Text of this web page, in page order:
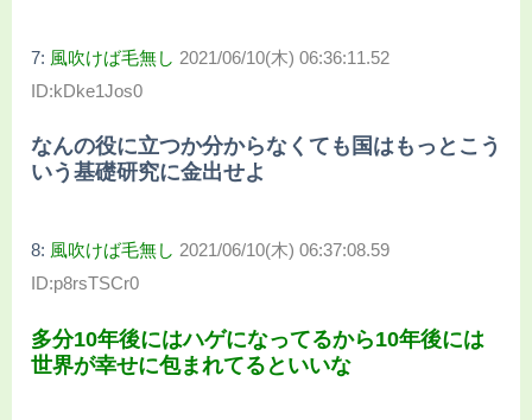
7: 風吹けば毛無し 2021/06/10(木) 06:36:11.52
ID:kDke1Jos0
なんの役に立つか分からなくても国はもっとこう
いう基礎研究に金出せよ
8: 風吹けば毛無し 2021/06/10(木) 06:37:08.59
ID:p8rsTSCr0
多分10年後にはハゲになってるから10年後には
世界が幸せに包まれてるといいな